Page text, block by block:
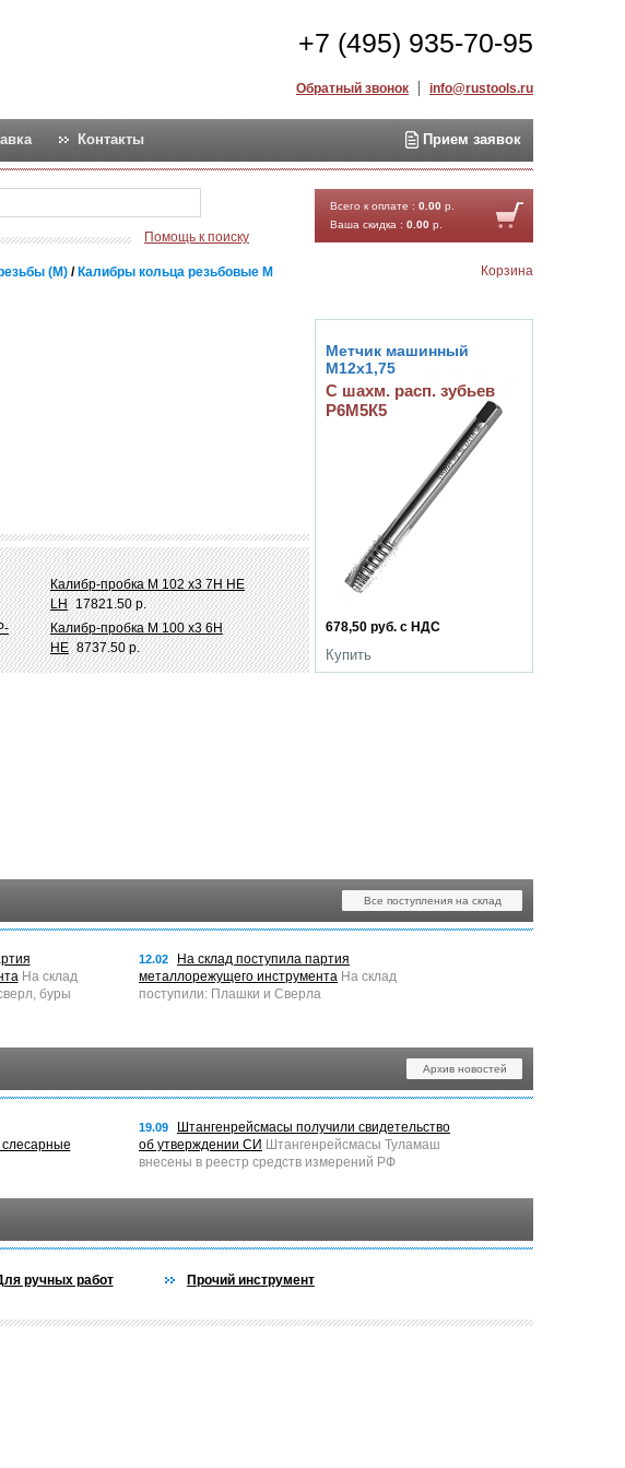
+7 (495) 935-70-95
Обратный звонок info@rustools.ru
Контакты Прием заявок
Помощь к поиску
Всего к оплате : 0.00 р.
Ваша скидка : 0.00 р.
Корзина
(М) / Калибры кольца резьбовые М
Калибр-пробка М 102 х3 7Н НЕ
LH 17821.50 р.
Калибр-пробка М 100 х3 6Н
НЕ 8737.50 р.
678,50 руб. с НДС
Купить
Метчик машинный
М12х1,75
С шахм. расп. зубьев
Р6М5К5
Все поступления на склад
На склад
буры
12.02
На склад поступила партия
металлорежущего инструмента На склад
поступили: Плашки и Сверла
Архив новостей
слесарные
19.09
Штангенрейсмасы получили свидетельство
об утверждении СИ Штангенрейсмасы Туламаш
внесены в реестр средств измерений РФ
ручных работ Прочий инструмент